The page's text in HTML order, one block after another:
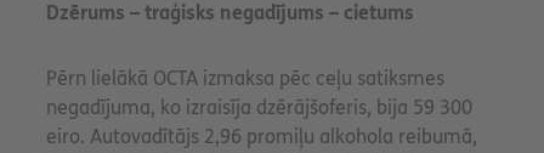
Dzērums – traģisks negadījums – cietums
Pērn lielākā OCTA izmaksa pēc ceļu satiksmes
negadījuma, ko izraisīja dzērājšoferis, bija 59 300
eiro. Autovadītājs 2,96 promiļu alkohola reibumā,